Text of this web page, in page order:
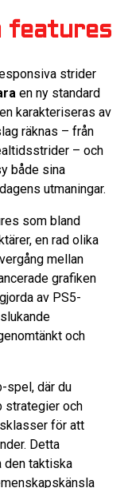
features
strider
en ny standard
karakteriseras av
räknas – från
– och
både sina
utmaningar.
som bland
en rad olika
mellan
grafiken
av PS5-
och
spel, där du
strategier och
för att
Detta
den taktiska